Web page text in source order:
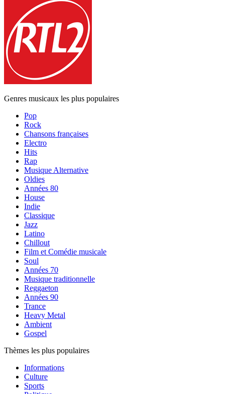
Genres musicaux les plus populaires
Pop
Rock
Chansons françaises
Electro
Hits
Rap
Musique Alternative
Oldies
Années 80
House
Indie
Classique
Jazz
Latino
Chillout
Film et Comédie musicale
Soul
Années 70
Musique traditionnelle
Reggaeton
Années 90
Trance
Heavy Metal
Ambient
Gospel
Thèmes les plus populaires
Informations
Culture
Sports